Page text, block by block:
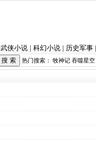
武侠小说| 科幻小说| 历史军事|
热门搜索： 牧神记 吞噬星空